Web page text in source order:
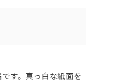
す。真っ白な紙面を